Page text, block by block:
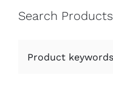
Search Products